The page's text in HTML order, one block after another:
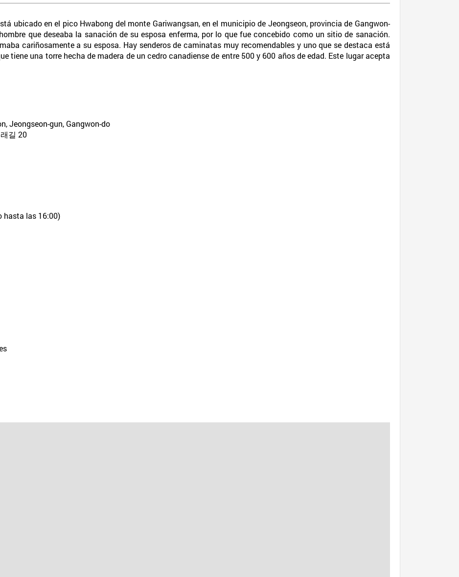
ubicado en el pico Hwabong del monte Gariwangsan, en el municipio de Jeongseon, provincia de Gangwon-
que deseaba la sanación de su esposa enferma, por lo que fue concebido como un sitio de sanación.
cariñosamente a su esposa. Hay senderos de caminatas muy recomendables y uno que se destaca está
tiene una torre hecha de madera de un cedro canadiense de entre 500 y 600 años de edad. Este lugar acepta
Jeongseon-gun, Gangwon-do
길 20
hasta las 16:00)